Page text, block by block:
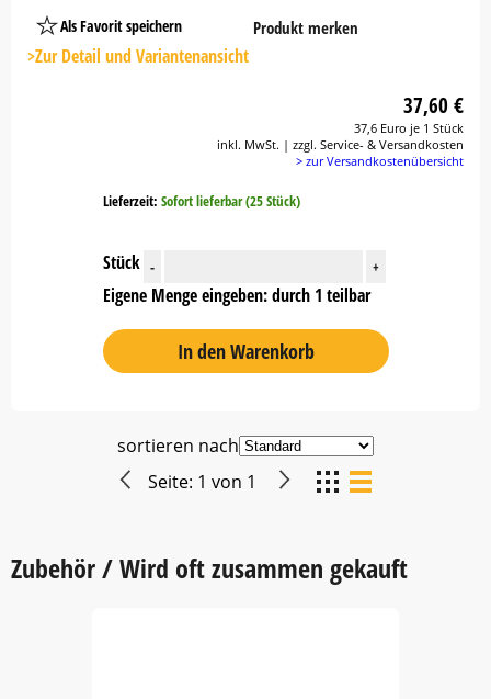
Als Favorit speichern
Platzhalter
Button
Produkt merken
>Zur Detail und Variantenansicht
37,60 €
37,6 Euro je 1 Stück
inkl. MwSt. | zzgl. Service- & Versandkosten
> zur Versandkostenübersicht
Lieferzeit: Sofort lieferbar (25 Stück)
Stück - +
Eigene Menge eingeben: durch 1 teilbar
In den Warenkorb
sortieren nach
Seite: 1 von 1
Zubehör / Wird oft zusammen gekauft